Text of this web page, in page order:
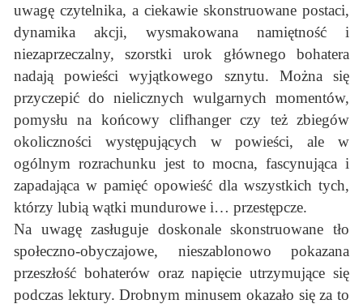
uwagę czytelnika, a ciekawie skonstruowane postaci,
dynamika akcji, wysmakowana namiętność i
niezaprzeczalny, szorstki urok głównego bohatera
nadają powieści wyjątkowego sznytu. Można się
przyczepić do nielicznych wulgarnych momentów,
pomysłu na końcowy clifhanger czy też zbiegów
okoliczności występujących w powieści, ale w
ogólnym rozrachunku jest to mocna, fascynująca i
zapadająca w pamięć opowieść dla wszystkich tych,
którzy lubią wątki mundurowe i… przestępcze.
Na uwagę zasługuje doskonale skonstruowane tło
społeczno-obyczajowe, nieszablonowo pokazana
przeszłość bohaterów oraz napięcie utrzymujące się
podczas lektury. Drobnym minusem okazało się za to